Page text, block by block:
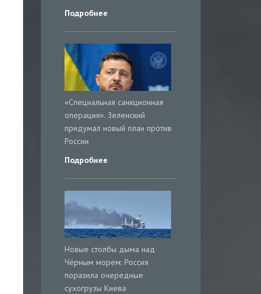
Подробнее
«Специальная санкционная
операция». Зеленский
придумал новый план против
России
Подробнее
Новые столбы дыма над
Чёрным морем: Россия
поразила очередные
сухогрузы Киева